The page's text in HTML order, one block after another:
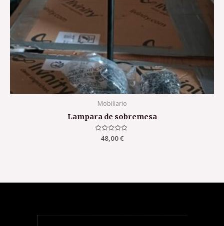
Mobiliario
Lampara de sobremesa
Valorado
con
48,00€